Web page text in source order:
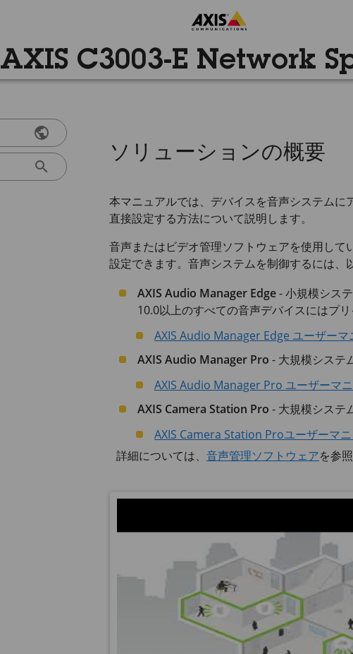
AXIS C3003-E Network
ソリューションの概要
本マニュアルでは、デバイスを音声システム
直接設定する方法について説明します。
音声またはビデオ管理ソフトウェアを使用し
設定できます。音声システムを制御するには、
AXIS Audio Manager Edge- 小規模シス
10.0以上のすべての音声デバイスにはプリ
AXIS Audio Manager Edge ユーザーマ
AXIS Audio Manager Pro - 大規模システ
AXIS Audio Manager Pro ユーザーマ
AXIS Camera Station Pro - 大規模システ
AXIS Camera Station Proユーザーマ
詳細については、 音声管理ソフトウェアを参